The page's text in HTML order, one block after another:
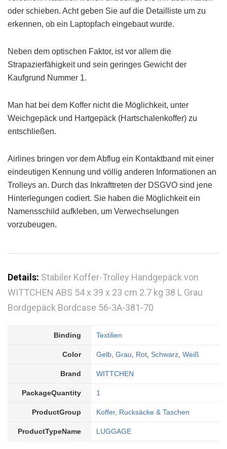
oder schieben. Acht geben Sie auf die Detailliste um zu
erkennen, ob ein Laptopfach eingebaut wurde.
Neben dem optischen Faktor, ist vor allem die
Strapazierfähigkeit und sein geringes Gewicht der
Kaufgrund Nummer 1.
Man hat bei dem Koffer nicht die Möglichkeit, unter
Weichgepäck und Hartgepäck (Hartschalenkoffer) zu
entschließen.
Airlines bringen vor dem Abflug ein Kontaktband mit einer
eindeutigen Kennung und völlig anderen Informationen an
Trolleys an. Durch das Inkrafttreten der DSGVO sind jene
Hinterlegungen codiert. Sie haben die Möglichkeit ein
Namensschild aufkleben, um Verwechselungen
vorzubeugen.
Details: Stabiler Koffer-Trolley Handgepäck von
WITTCHEN ABS 54 x 39 x 23 cm 2.7 kg 38 L Grau
Bordgepäck Bordcase 56-3A-381-70
Binding Textilien
Color Gelb Grau Rot Schwarz Weiß
Brand WITTCHEN
PackageQuantity 1
ProductGroup Koffer, Rucksäcke & Taschen
ProductTypeName LUGGAGE